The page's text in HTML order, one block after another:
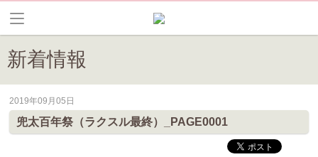
新着情報
皆野町のイベントやお祭り、花情報等の最新情報や観光協会会員情報
2019年09月05日
兜太百年祭（ラクスル最終）_PAGE0001